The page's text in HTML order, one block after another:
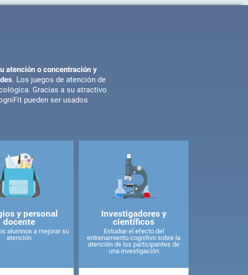
atención o concentración y
. Los juegos de atención de
Gracias a su atractivo
pueden ser usados
y personal
docente
alumnos a mejorar su
atención
Investigadores y
científicos
Estudiar el efecto del
entrenamiento cognitivo sobre la
atención de los participantes de
una investigación